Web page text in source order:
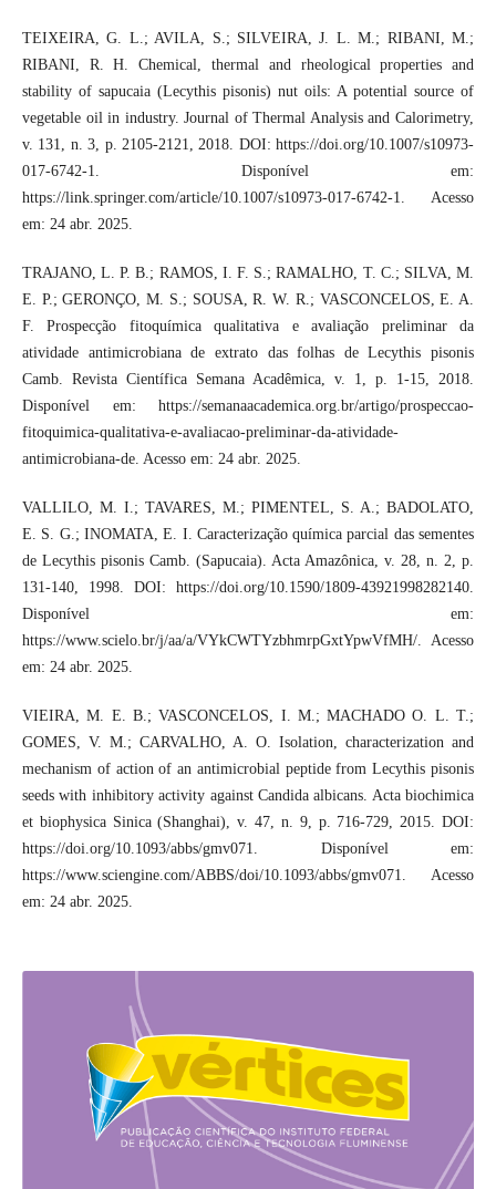
TEIXEIRA, G. L.; AVILA, S.; SILVEIRA, J. L. M.; RIBANI, M.;
RIBANI, R. H. Chemical, thermal and rheological properties and
stability of sapucaia (Lecythis pisonis) nut oils: A potential source of
vegetable oil in industry. Journal of Thermal Analysis and Calorimetry,
v. 131, n. 3, p. 2105-2121, 2018. DOI: https://doi.org/10.1007/s10973-
017-6742-1. Disponível em:
https://link.springer.com/article/10.1007/s10973-017-6742-1. Acesso
em: 24 abr. 2025.
TRAJANO, L. P. B.; RAMOS, I. F. S.; RAMALHO, T. C.; SILVA, M.
E. P.; GERONÇO, M. S.; SOUSA, R. W. R.; VASCONCELOS, E. A.
F. Prospecção fitoquímica qualitativa e avaliação preliminar da
atividade antimicrobiana de extrato das folhas de Lecythis pisonis
Camb. Revista Científica Semana Acadêmica, v. 1, p. 1-15, 2018.
Disponível em: https://semanaacademica.org.br/artigo/prospeccao-
fitoquimica-qualitativa-e-avaliacao-preliminar-da-atividade-
antimicrobiana-de. Acesso em: 24 abr. 2025.
VALLILO, M. I.; TAVARES, M.; PIMENTEL, S. A.; BADOLATO,
E. S. G.; INOMATA, E. I. Caracterização química parcial das sementes
de Lecythis pisonis Camb. (Sapucaia). Acta Amazônica, v. 28, n. 2, p.
131-140, 1998. DOI: https://doi.org/10.1590/1809-43921998282140.
Disponível em:
https://www.scielo.br/j/aa/a/VYkCWTYzbhmrpGxtYpwVfMH/. Acesso
em: 24 abr. 2025.
VIEIRA, M. E. B.; VASCONCELOS, I. M.; MACHADO O. L. T.;
GOMES, V. M.; CARVALHO, A. O. Isolation, characterization and
mechanism of action of an antimicrobial peptide from Lecythis pisonis
seeds with inhibitory activity against Candida albicans. Acta biochimica
et biophysica Sinica (Shanghai), v. 47, n. 9, p. 716-729, 2015. DOI:
https://doi.org/10.1093/abbs/gmv071. Disponível em:
https://www.sciengine.com/ABBS/doi/10.1093/abbs/gmv071. Acesso
em: 24 abr. 2025.